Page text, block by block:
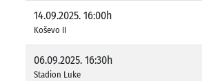
14.09.2025. 16:00h
Koševo II
06.09.2025. 16:30h
Stadion Luke